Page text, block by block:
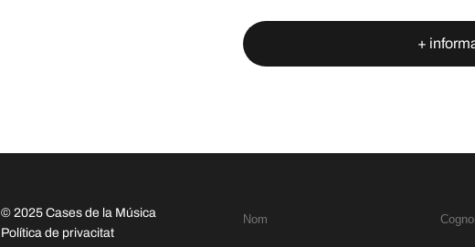
+
© 2025 Cases de la Música
Política de privacitat